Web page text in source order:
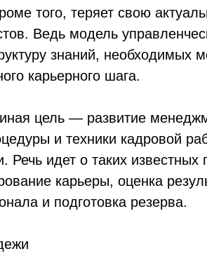
того, теряет свою
Ведь модель
знаний, необходимых
карьерного шага.
цель — развитие
и техники кадровой
Речь идет о таких известных
карьеры, оценка
и подготовка резерва.